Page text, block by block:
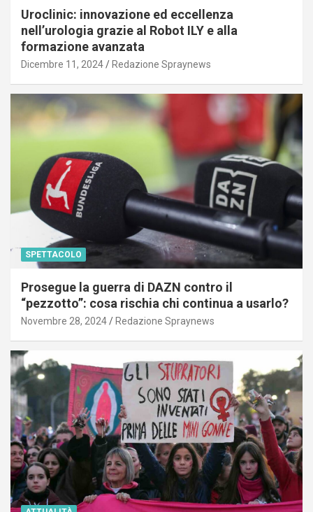
Uroclinic: innovazione ed eccellenza
nell’urologia grazie al Robot ILY e alla
formazione avanzata
Dicembre 11, 2024 Redazione Spraynews
SPETTACOLO
Prosegue la guerra di DAZN contro il
“pezzotto”: cosa rischia chi continua a usarlo?
Novembre 28, 2024 Redazione Spraynews